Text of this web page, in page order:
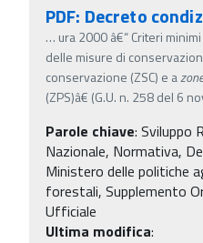
PDF: Decreto
… ura 2000 â€“ Criteri
delle misure di
conservazione (ZSC) e azone
(ZPS)â€ (G.U. n. 258 del 6
Parole chiave: Sviluppo
Nazionale, Normativa,
Ministero delle politiche
forestali, Supplemento
Ufficiale
Ultima modifica: